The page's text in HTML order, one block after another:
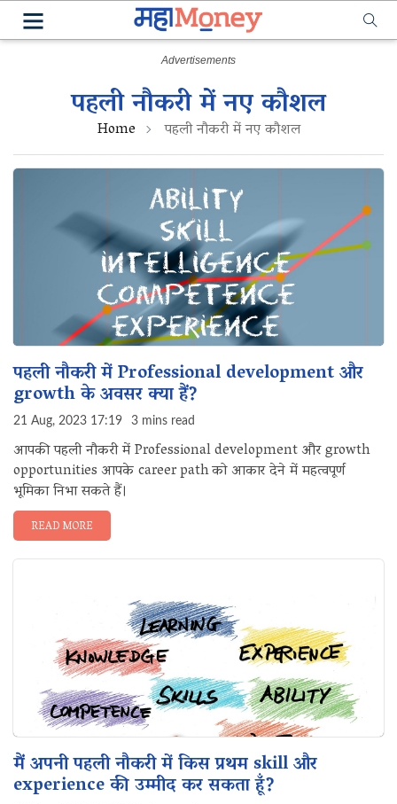
पहली नौकरी में नए कौशल
Home पहली नौकरी में नए कौशल
पहली नौकरी में Professional development और
growth के अवसर क्या हैं?
21 Aug, 2023 17:19 3 mins read
आपकी पहली नौकरी में Professional development और growth
opportunities आपके career path को आकार देने में महत्वपूर्ण
भूमिका निभा सकते हैं।
READ MORE
मैं अपनी पहली नौकरी में किस प्रथम skill और
experience की उम्मीद कर सकता हूँ?